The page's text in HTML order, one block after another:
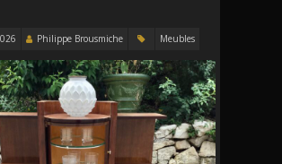
Philippe Brousmiche Meubles